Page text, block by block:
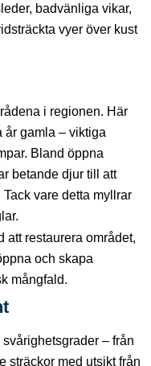
badvänliga vikar,
vyer över kust
i regionen. Här
år gamla – viktiga
Bland öppna
betande djur till att
vare detta myllrar
att restaurera området,
och skapa
mångfald.
– från
sträckor med utsikt från